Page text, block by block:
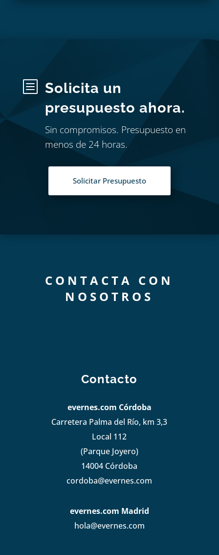
b
Solicita un
presupuesto ahora.
Sin compromisos. Presupuesto en
menos de 24 horas.
Solicitar Presupuesto
CONTACTA CON
NOSOTROS
Contacto
evernes.com Córdoba
Carretera Palma del Río, km 3,3
Local 112
(Parque Joyero)
14004 Córdoba
cordoba@evernes.com
evernes.com Madrid
hola@evernes.com